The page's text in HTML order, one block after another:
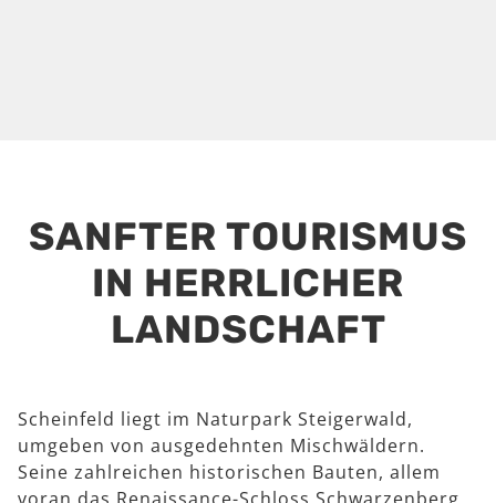
SANFTER TOURISMUS
IN HERRLICHER
LANDSCHAFT
Scheinfeld liegt im Naturpark Steigerwald,
umgeben von ausgedehnten Mischwäldern.
Seine zahlreichen historischen Bauten, allem